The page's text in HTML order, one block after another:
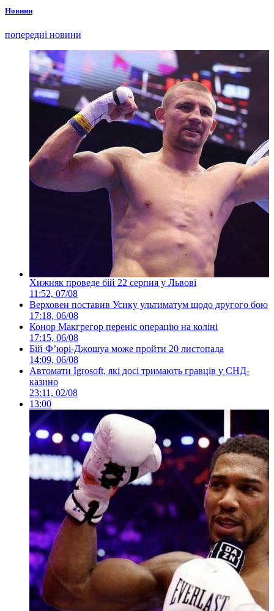
Новини
попередні новини
Хижняк проведе бій 22 серпня у Львові
11:52, 07/08
Верховен поставив Усику ультиматум щодо другого бою
17:18, 06/08
Конор Макгрегор переніс операцію на коліні
17:15, 06/08
Бій Ф’юрі-Джошуа може пройти 20 листопада
14:09, 06/08
Автомати Igrosoft, які досі тримають гравців у СНД-
казино
23:11, 02/08
13:00